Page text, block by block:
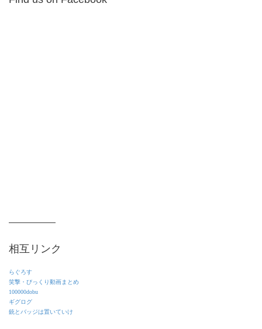
相互リンク
らぐろす
笑撃・びっくり動画まとめ
100000dobu
ギグログ
銃とバッジは置いていけ